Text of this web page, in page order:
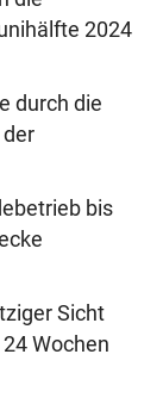
2024
durch die
bis
Sicht
Wochen